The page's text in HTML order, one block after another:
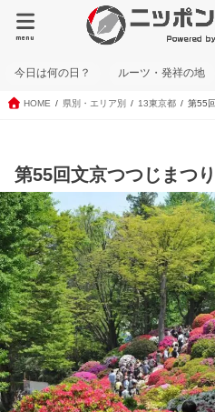
menu
今日は何の日？ ルーツ・発祥の地
HOME 県別・エリア別 13東京都 第55
第55回文京つつじまつ